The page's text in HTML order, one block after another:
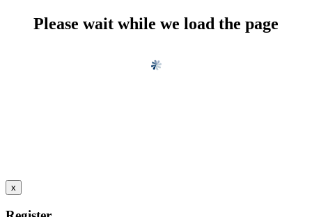
Please wait while we load the page
x